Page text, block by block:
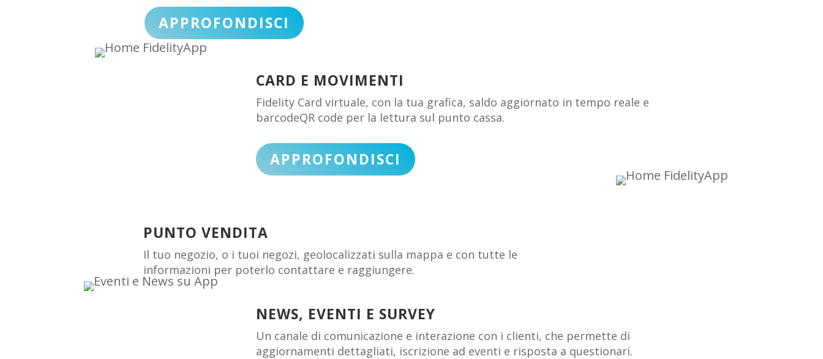
APPROFONDISCI
CARD E MOVIMENTI
Fidelity Card virtuale, con la tua grafica, saldo aggiornato in tempo reale e
barcodeQR code per la lettura sul punto cassa.
APPROFONDISCI
PUNTO VENDITA
Il tuo negozio, o i tuoi negozi, geolocalizzati sulla mappa e con tutte le
informazioni per poterlo contattare e raggiungere.
NEWS, EVENTI E SURVEY
Un canale di comunicazione e interazione con i clienti, che permette di
aggiornamenti dettagliati, iscrizione ad eventi e risposta a questionari.